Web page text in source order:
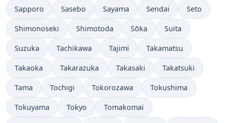
Sapporo Sasebo Sayama Sendai Seto
Shimonoseki Shimotoda Sōka Suita
Suzuka Tachikawa Tajimi Takamatsu
Takaoka Takarazuka Takasaki Takatsuki
Tama Tochigi Tokorozawa Tokushima
Tokuyama Tokyo Tomakomai